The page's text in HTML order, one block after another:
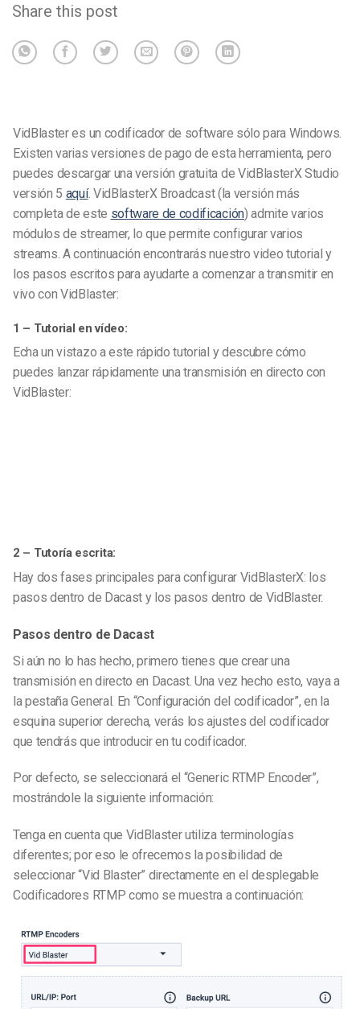
Share this post
VidBlaster es un codificador de software sólo para Windows.
Existen varias versiones de pago de esta herramienta, pero
puedes descargar una versión gratuita de VidBlasterX Studio
versión 5 aquí. VidBlasterX Broadcast (la versión más
completa de este software de codificación) admite varios
módulos de streamer, lo que permite configurar varios
streams. A continuación encontrarás nuestro video tutorial y
los pasos escritos para ayudarte a comenzar a transmitir en
vivo con VidBlaster:
1 – Tutorial en vídeo:
Echa un vistazo a este rápido tutorial y descubre cómo
puedes lanzar rápidamente una transmisión en directo con
VidBlaster:
2 – Tutoría escrita:
Hay dos fases principales para configurar VidBlasterX: los
pasos dentro de Dacast y los pasos dentro de VidBlaster.
Pasos dentro de Dacast
Si aún no lo has hecho, primero tienes que crear una
transmisión en directo en Dacast. Una vez hecho esto, vaya a
la pestaña General. En “Configuración del codificador”, en la
esquina superior derecha, verás los ajustes del codificador
que tendrás que introducir en tu codificador.
Por defecto, se seleccionará el “Generic RTMP Encoder”,
mostrándole la siguiente información:
Tenga en cuenta que VidBlaster utiliza terminologías
diferentes; por eso le ofrecemos la posibilidad de
seleccionar “Vid Blaster” directamente en el desplegable
Codificadores RTMP como se muestra a continuación: